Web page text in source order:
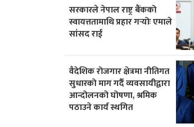
सरकारले नेपाल राष्ट्र बैंकको
स्वायत्ततामाथि प्रहार गर्‍योः एमाले
सांसद राई
वैदेशिक रोजगार क्षेत्रमा नीतिगत
सुधारको माग गर्दै व्यवसायीद्वारा
आन्दोलनको घोषणा, श्रमिक
पठाउने कार्य स्थगित